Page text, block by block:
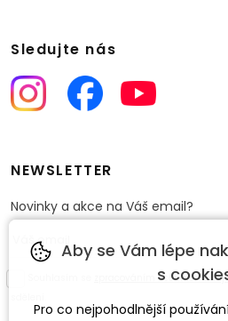
Sledujte nás
NEWSLETTER
Novinky a akce na Váš email?
zpracováním osobních
Aby se Vám lépe
s
Pro co nejpohodlnější